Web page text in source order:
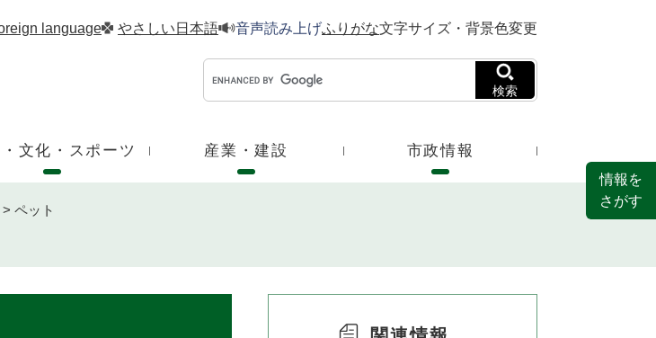
language やさしい日本語 音声読み上げふりがな文字サイズ・背景色変更
検索
文化・スポーツ 産業・建設 市政情報
> ペット
情報を
さがす